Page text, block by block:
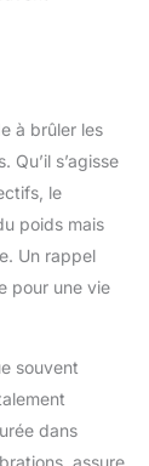
à brûler les
s’agisse
le
poids mais
Un rappel
pour une vie
souvent
dans